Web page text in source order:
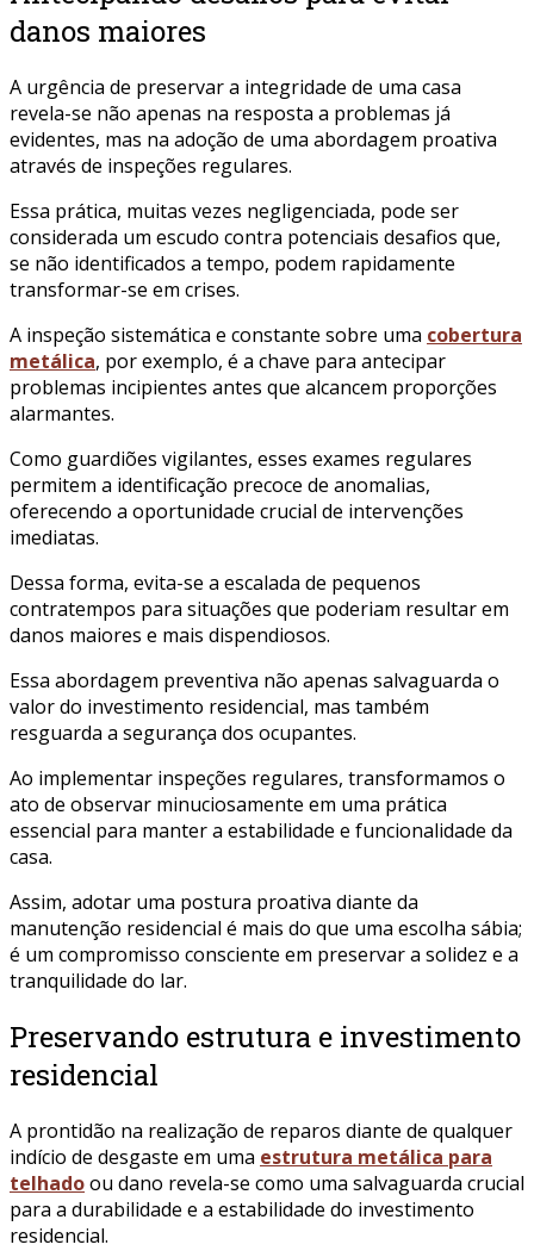
danos maiores
A urgência de preservar a integridade de uma casa
revela-se não apenas na resposta a problemas já
evidentes, mas na adoção de uma abordagem proativa
através de inspeções regulares.
Essa prática, muitas vezes negligenciada, pode ser
considerada um escudo contra potenciais desafios que,
se não identificados a tempo, podem rapidamente
transformar-se em crises.
A inspeção sistemática e constante sobre uma cobertura
metálica, por exemplo, é a chave para antecipar
problemas incipientes antes que alcancem proporções
alarmantes.
Como guardiões vigilantes, esses exames regulares
permitem a identificação precoce de anomalias,
oferecendo a oportunidade crucial de intervenções
imediatas.
Dessa forma, evita-se a escalada de pequenos
contratempos para situações que poderiam resultar em
danos maiores e mais dispendiosos.
Essa abordagem preventiva não apenas salvaguarda o
valor do investimento residencial, mas também
resguarda a segurança dos ocupantes.
Ao implementar inspeções regulares, transformamos o
ato de observar minuciosamente em uma prática
essencial para manter a estabilidade e funcionalidade da
casa.
Assim, adotar uma postura proativa diante da
manutenção residencial é mais do que uma escolha sábia;
é um compromisso consciente em preservar a solidez e a
tranquilidade do lar.
Preservando estrutura e investimento
residencial
A prontidão na realização de reparos diante de qualquer
indício de desgaste em uma estrutura metálica para
telhadoou dano revela-se como uma salvaguarda crucial
para a durabilidade e a estabilidade do investimento
residencial.